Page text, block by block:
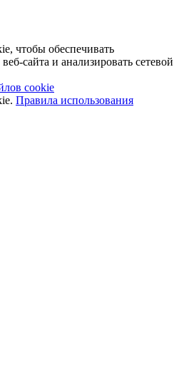
чтобы обеспечивать
сайта и анализировать сетевой
cookie
Правила использования